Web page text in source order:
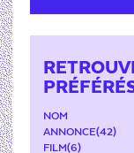
NOM
ANNONCE(42)
FILM(6)